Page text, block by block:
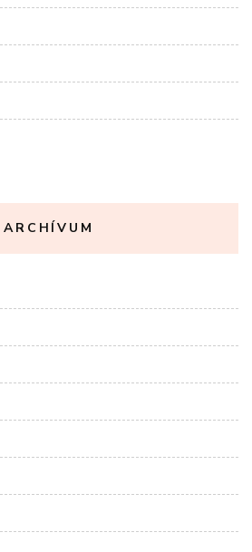
ARCHÍVUM